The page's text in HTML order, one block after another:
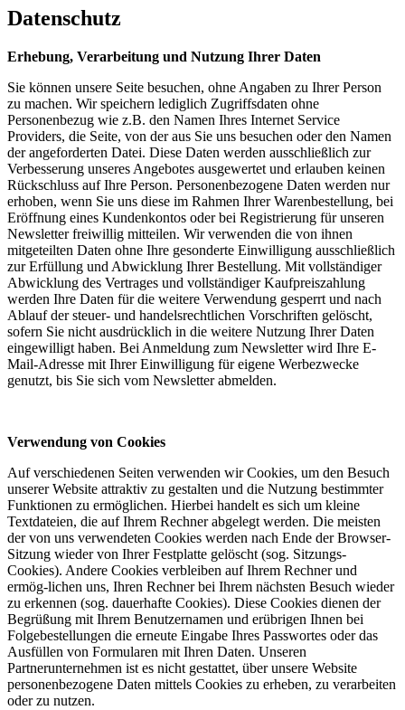
Datenschutz
Erhebung, Verarbeitung und Nutzung Ihrer Daten
Sie können unsere Seite besuchen, ohne Angaben zu Ihrer Person
zu machen. Wir speichern lediglich Zugriffsdaten ohne
Personenbezug wie z.B. den Namen Ihres Internet Service
Providers, die Seite, von der aus Sie uns besuchen oder den Namen
der angeforderten Datei. Diese Daten werden ausschließlich zur
Verbesserung unseres Angebotes ausgewertet und erlauben keinen
Rückschluss auf Ihre Person. Personenbezogene Daten werden nur
erhoben, wenn Sie uns diese im Rahmen Ihrer Warenbestellung, bei
Eröffnung eines Kundenkontos oder bei Registrierung für unseren
Newsletter freiwillig mitteilen. Wir verwenden die von ihnen
mitgeteilten Daten ohne Ihre gesonderte Einwilligung ausschließlich
zur Erfüllung und Abwicklung Ihrer Bestellung. Mit vollständiger
Abwicklung des Vertrages und vollständiger Kaufpreiszahlung
werden Ihre Daten für die weitere Verwendung gesperrt und nach
Ablauf der steuer- und handelsrechtlichen Vorschriften gelöscht,
sofern Sie nicht ausdrücklich in die weitere Nutzung Ihrer Daten
eingewilligt haben. Bei Anmeldung zum Newsletter wird Ihre E-
Mail-Adresse mit Ihrer Einwilligung für eigene Werbezwecke
genutzt, bis Sie sich vom Newsletter abmelden.
Verwendung von Cookies
Auf verschiedenen Seiten verwenden wir Cookies, um den Besuch
unserer Website attraktiv zu gestalten und die Nutzung bestimmter
Funktionen zu ermöglichen. Hierbei handelt es sich um kleine
Textdateien, die auf Ihrem Rechner abgelegt werden. Die meisten
der von uns verwendeten Cookies werden nach Ende der Browser-
Sitzung wieder von Ihrer Festplatte gelöscht (sog. Sitzungs-
Cookies). Andere Cookies verbleiben auf Ihrem Rechner und
ermög-lichen uns, Ihren Rechner bei Ihrem nächsten Besuch wieder
zu erkennen (sog. dauerhafte Cookies). Diese Cookies dienen der
Begrüßung mit Ihrem Benutzernamen und erübrigen Ihnen bei
Folgebestellungen die erneute Eingabe Ihres Passwortes oder das
Ausfüllen von Formularen mit Ihren Daten. Unseren
Partnerunternehmen ist es nicht gestattet, über unsere Website
personenbezogene Daten mittels Cookies zu erheben, zu verarbeiten
oder zu nutzen.